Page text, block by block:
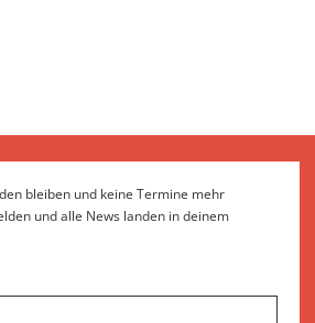
bleiben und keine Termine mehr
und alle News landen in deinem